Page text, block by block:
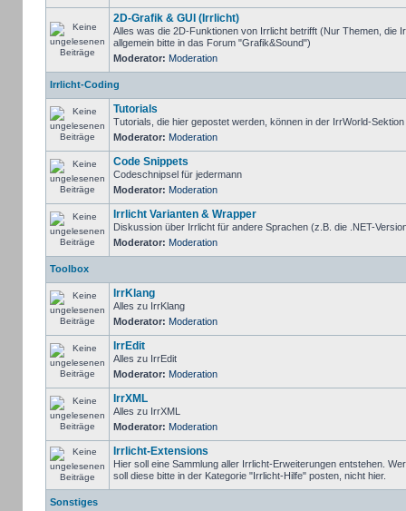
2D-Grafik & GUI (Irrlicht)
Alles was die 2D-Funktionen von Irrlicht betrifft (Nur Themen, die
allgemein bitte in das Forum "Grafik&Sound")
Moderator: Moderation
Irrlicht-Coding
Tutorials
Tutorials, die hier gepostet werden, können in der IrrWorld-
Moderator: Moderation
Code Snippets
Codeschnipsel für jedermann
Moderator: Moderation
Irrlicht Varianten & Wrapper
Diskussion über Irrlicht für andere Sprachen (z.B. die .NET-
Moderator: Moderation
Toolbox
IrrKlang
Alles zu IrrKlang
Moderator: Moderation
IrrEdit
Alles zu IrrEdit
Moderator: Moderation
IrrXML
Alles zu IrrXML
Moderator: Moderation
Irrlicht-Extensions
Hier soll eine Sammlung aller Irrlicht-Erweiterungen entstehen.
soll diese bitte in der Kategorie "Irrlicht-Hilfe" posten, nicht hier.
Sonstiges